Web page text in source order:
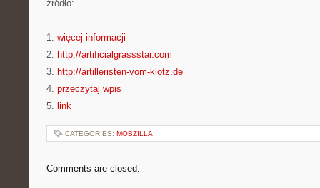
źródło:
———————————
1. więcej informacji
2. http://artificialgrassstar.com
3. http://artilleristen-vom-klotz.de
4. przeczytaj wpis
5. link
CATEGORIES: MOBZILLA
Comments are closed.